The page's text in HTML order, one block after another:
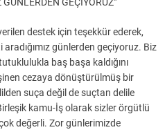
GEÇİYORUZ”
destek için teşekkür ederek,
günlerden geçiyoruz. Biz
baş başa kaldığını
cezaya dönüştürülmüş bir
suça değil de suçtan delile
kamu-İş olarak sizler örgütlü
değerli. Zor günlerimizde